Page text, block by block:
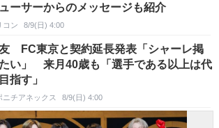
ーサーからのメッセージも紹介
コン 8/9(日) 4:00
FC東京と契約延長発表「シャーレ掲
い」 来月40歳も「選手である以上は代
指す」
ニチアネックス 8/9(日) 4:00